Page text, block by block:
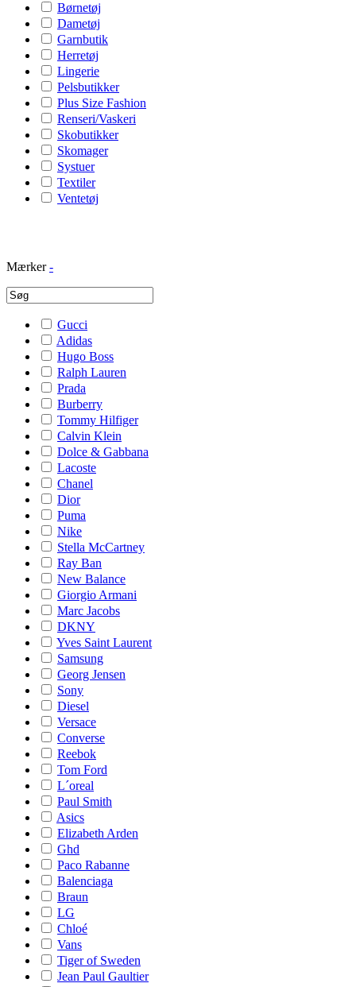
Børnetøj
Dametøj
Garnbutik
Herretøj
Lingerie
Pelsbutikker
Plus Size Fashion
Renseri/Vaskeri
Skobutikker
Skomager
Systuer
Textiler
Ventetøj
Mærker -
Gucci
Adidas
Hugo Boss
Ralph Lauren
Prada
Burberry
Tommy Hilfiger
Calvin Klein
Dolce & Gabbana
Lacoste
Chanel
Dior
Puma
Nike
Stella McCartney
Ray Ban
New Balance
Giorgio Armani
Marc Jacobs
DKNY
Yves Saint Laurent
Samsung
Georg Jensen
Sony
Diesel
Versace
Converse
Reebok
Tom Ford
L´oreal
Paul Smith
Asics
Elizabeth Arden
Ghd
Paco Rabanne
Balenciaga
Braun
LG
Chloé
Vans
Tiger of Sweden
Jean Paul Gaultier